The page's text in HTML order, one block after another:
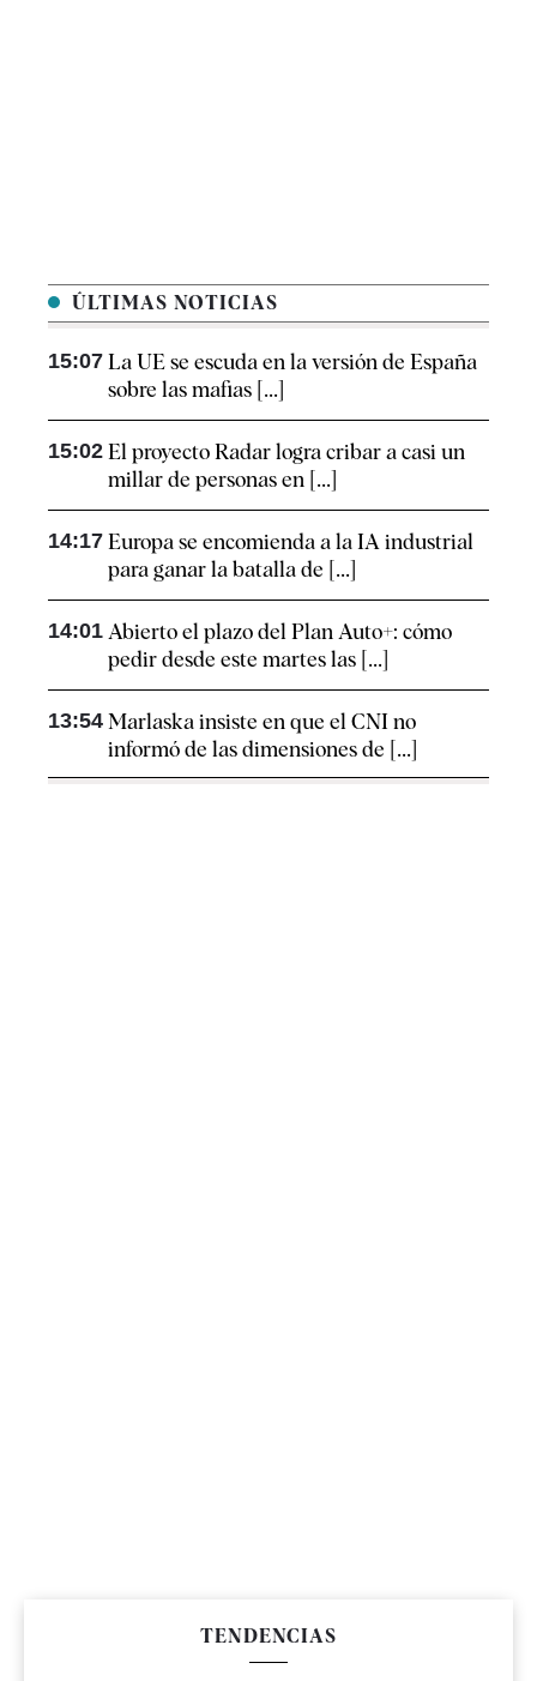
ÚLTIMAS NOTICIAS
15:07 La UE se escuda en la versión de España
sobre las mafias [...]
15:02 El proyecto Radar logra cribar a casi un
millar de personas en [...]
14:17 Europa se encomienda a la IA industrial
para ganar la batalla de [...]
14:01 Abierto el plazo del Plan Auto+: cómo
pedir desde este martes las [...]
13:54 Marlaska insiste en que el CNI no
informó de las dimensiones de [...]
TENDENCIAS